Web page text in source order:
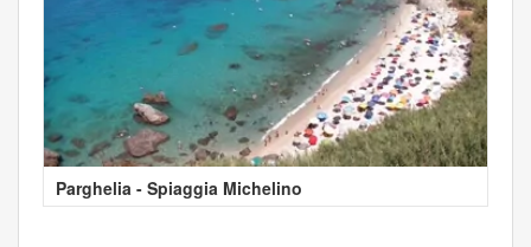
Parghelia - Spiaggia Michelino